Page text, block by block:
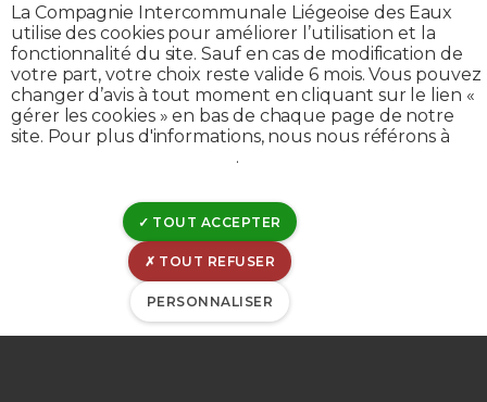
Déclaration de cookies
Gérer les cookies
Gestion de matomo
La Compagnie Intercommunale Liégeoise des Eaux
utilise des cookies pour améliorer l’utilisation et la
fonctionnalité du site. Sauf en cas de modification de
votre part, votre choix reste valide 6 mois. Vous pouvez
changer d’avis à tout moment en cliquant sur le lien «
gérer les cookies » en bas de chaque page de notre
site. Pour plus d'informations, nous nous référons à
.
TOUT ACCEPTER
TOUT REFUSER
PERSONNALISER